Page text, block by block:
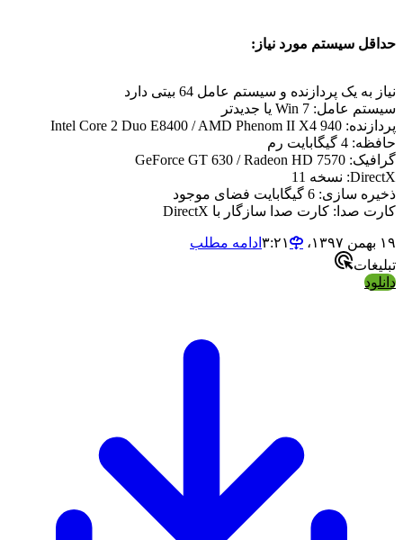
حداقل سیستم مورد نیاز:
نیاز به یک پردازنده و سیستم عامل 64 بیتی دارد
سیستم عامل: Win 7 یا جدیدتر
پردازنده: Intel Core 2 Duo E8400 / AMD Phenom II X4 940
حافظه: 4 گیگابایت رم
گرافیک: GeForce GT 630 / Radeon HD 7570
DirectX: نسخه 11
ذخیره سازی: 6 گیگابایت فضای موجود
کارت صدا: کارت صدا سازگار با DirectX
۱۹ بهمن ۱۳۹۷،‏ ۳:۲۱
ادامه مطلب
تبلیغات
دانلود